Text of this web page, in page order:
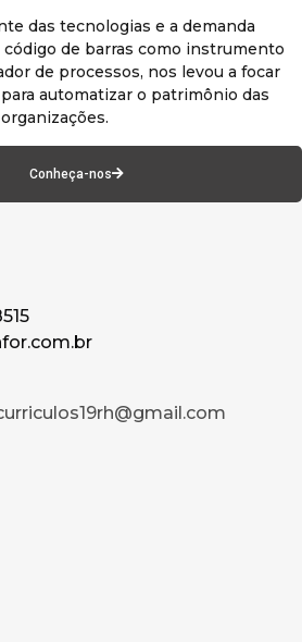
das tecnologias e a demanda
de barras como instrumento
de processos, nos levou a focar
automatizar o patrimônio das
organizações.
Conheça-nos